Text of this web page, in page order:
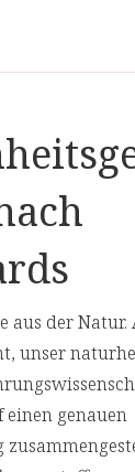
4
aus der Natur.
unser
genauen